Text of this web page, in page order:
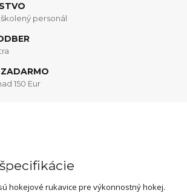
personál
150 Eur
hokejové rukavice pre výkonnostný hokej.